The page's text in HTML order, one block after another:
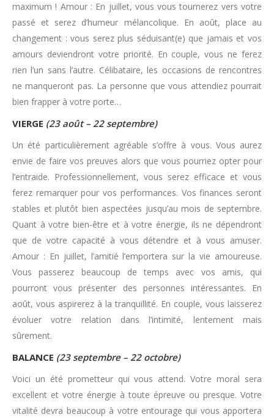
maximum ! Amour : En juillet, vous vous tournerez vers votre
passé et serez d’humeur mélancolique. En août, place au
changement : vous serez plus séduisant(e) que jamais et vos
amours deviendront votre priorité. En couple, vous ne ferez
rien l’un sans l’autre. Célibataire, les occasions de rencontres
ne manqueront pas. La personne que vous attendiez pourrait
bien frapper à votre porte…
VIERGE (23 août – 22 septembre)
Un été particulièrement agréable s’offre à vous. Vous aurez
envie de faire vos preuves alors que vous pourriez opter pour
l’entraide. Professionnellement, vous serez efficace et vous
ferez remarquer pour vos performances. Vos finances seront
stables et plutôt bien aspectées jusqu’au mois de septembre.
Quant à votre bien-être et à votre énergie, ils ne dépendront
que de votre capacité à vous détendre et à vous amuser.
Amour : En juillet, l’amitié l’emportera sur la vie amoureuse.
Vous passerez beaucoup de temps avec vos amis, qui
pourront vous présenter des personnes intéressantes. En
août, vous aspirerez à la tranquillité. En couple, vous laisserez
évoluer votre relation dans l’intimité, lentement mais
sûrement.
BALANCE (23 septembre – 22 octobre)
Voici un été prometteur qui vous attend. Votre moral sera
excellent et votre énergie à toute épreuve ou presque. Votre
vitalité devra beaucoup à votre entourage qui vous apportera